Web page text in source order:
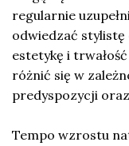
regularnie
odwiedzać stylistę
estetykę i
różnić się w
predyspozycji
Tempo wzrostu